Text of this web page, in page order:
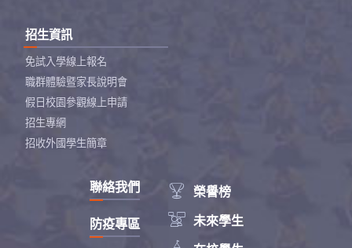
招生資訊
免試入學線上報名
職群體驗暨家長說明會
假日校園參觀線上申請
招生專網
招收外國學生簡章
 榮譽榜
 未來學生
聯絡我們
防疫專區